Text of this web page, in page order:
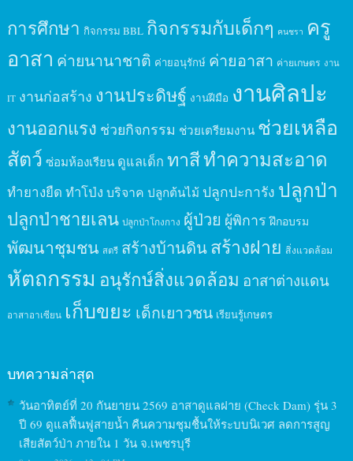
การศึกษา กิจกรรม BBL กิจกรรมกับเด็กๆ คนชรา ครู
อาสา ค่ายนานาชาติ ค่ายอนุรักษ์ ค่ายอาสา ค่ายเกษตร งาน
IT งานก่อสร้าง งานประดิษฐ์ งานฝีมือ งานศิลปะ
งานออกแรง ช่วยกิจกรรม ช่วยเตรียมงาน ช่วยเหลือ
สัตว์ ซ่อมห้องเรียน ดูแลเด็ก ทาสีทำความสะอาด
ทำยางยืด ทำโป่ง บริจาค ปลูกต้นไม้ ปลูกปะการัง ปลูกป่า
ปลูกป่าชายเลน ปลูกป่าโกงกาง ผู้ป่วย ผู้พิการ ฝึกอบรม
พัฒนาชุมชน สตรี สร้างบ้านดินสร้างฝาย สิ่งแวดล้อม
หัตถกรรม อนุรักษ์สิ่งแวดล้อม อาสาต่างแดน
อาสาอาเซียน เก็บขยะ เด็กเยาวชน เรียนรู้เกษตร
บทความล่าสุด
วันอาทิตย์ที่ 20 กันยายน 2569 อาสาดูแลฝาย (Check Dam) รุ่น 3
ปี 69 ดูแลฟื้นฟูสายน้ำ คืนความชุมชื้นให้ระบบนิเวศ ลดการสูญ
เสียสัตว์ป่า ภายใน 1 วัน จ.เพชรบุรี